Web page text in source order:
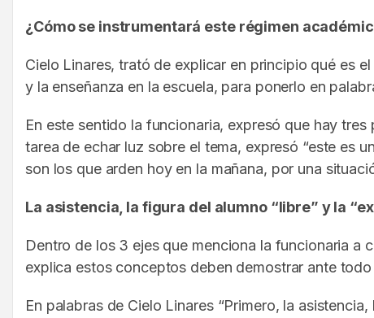
¿Cómo se instrumentará este régimen
Cielo Linares, trató de explicar en principio qué es
y la enseñanza en la escuela, para ponerlo en
En este sentido la funcionaria, expresó que hay
tarea de echar luz sobre el tema, expresó “este es
son los que arden hoy en la mañana, por una
La asistencia, la figura del alumno “libre” y la
Dentro de los 3 ejes que menciona la funcionaria a
explica estos conceptos deben demostrar ante
En palabras de Cielo Linares “Primero, la